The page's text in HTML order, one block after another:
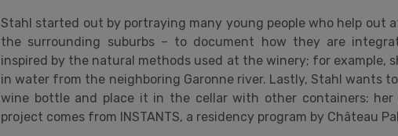
Stahl started out by portraying many young people who help out
the surrounding suburbs – to document how they are
inspired by the natural methods used at the winery; for example,
in water from the neighboring Garonne river. Lastly, Stahl wants
wine bottle and place it in the cellar with other containers: her
project comes from INSTANTS, a residency program by Château